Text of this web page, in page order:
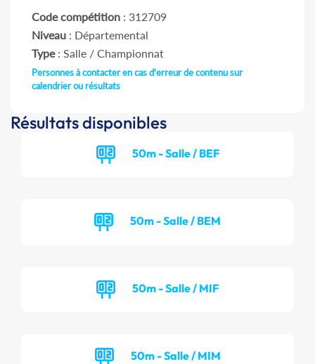
Code compétition : 312709
Niveau : Départemental
Type: Salle / Championnat
Personnes à contacter en cas d'erreur de contenu sur
calendrier ou résultats
Résultats disponibles
50m - Salle / BEF
50m - Salle / BEM
50m - Salle / MIF
50m - Salle / MIM